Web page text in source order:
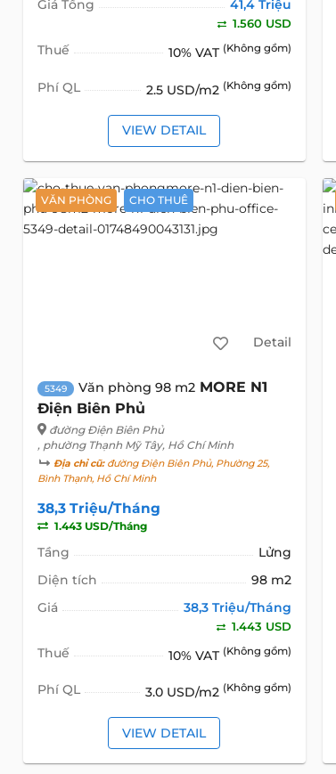
Giá Tổng 41,4 Triệu
1.560 USD
Thuế 10% VAT (Không gồm)
Phí QL 2.5 USD/m2 (Không gồm)
VIEW DETAIL
VĂN PHÒNG CHO THUÊ
Detail
5349 Văn phòng 98 m2 MORE N1
Điện Biên Phủ
đường Điện Biên Phủ
, phường Thạnh Mỹ Tây, Hồ Chí Minh
Địa chỉ cũ:đường Điện Biên Phủ, Phường 25,
Bình Thạnh, Hồ Chí Minh
38,3 Triệu/Tháng
1.443 USD/Tháng
Tầng
Lửng
Diện tích
98 m2
Giá
38,3 Triệu/Tháng
1.443 USD
Thuế 10% VAT (Không gồm)
Phí QL 3.0 USD/m2 (Không gồm)
VIEW DETAIL